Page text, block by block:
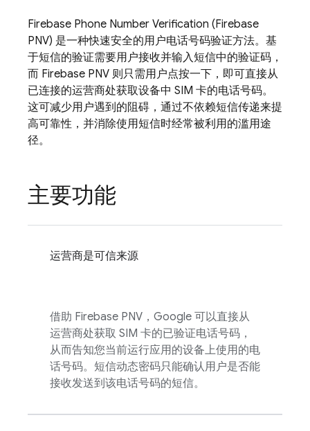
Firebase Phone Number Verification (Firebase
PNV) 是一种快速安全的用户电话号码验证方法。基
于短信的验证需要用户接收并输入短信中的验证码，
而 Firebase PNV 则只需用户点按一下，即可直接从
已连接的运营商处获取设备中 SIM 卡的电话号码。
这可减少用户遇到的阻碍，通过不依赖短信传递来提
高可靠性，并消除使用短信时经常被利用的滥用途
径。
主要功能
运营商是可信来源
借助 Firebase PNV ，Google 可以直接从
运营商处获取 SIM 卡的已验证电话号码，
从而告知您当前运行应用的设备上使用的电
话号码。短信动态密码只能确认用户是否能
接收发送到该电话号码的短信。